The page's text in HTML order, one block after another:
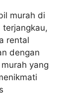
murah di
terjangkau,
rental
dengan
yang